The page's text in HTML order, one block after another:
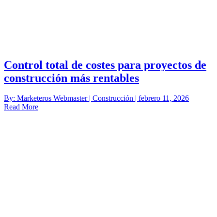
Control total de costes para proyectos de
construcción más rentables
By: Marketeros Webmaster | Construcción | febrero 11, 2026
Read More